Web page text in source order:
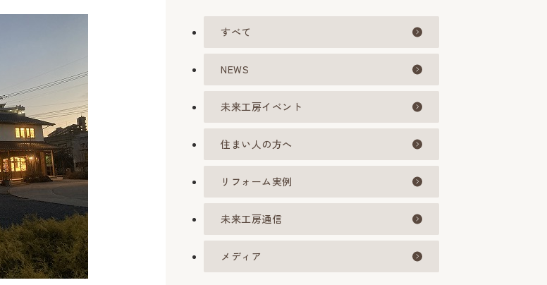
すべて
NEWS
未来工房イベント
住まい人の方へ
リフォーム実例
未来工房通信
メディア